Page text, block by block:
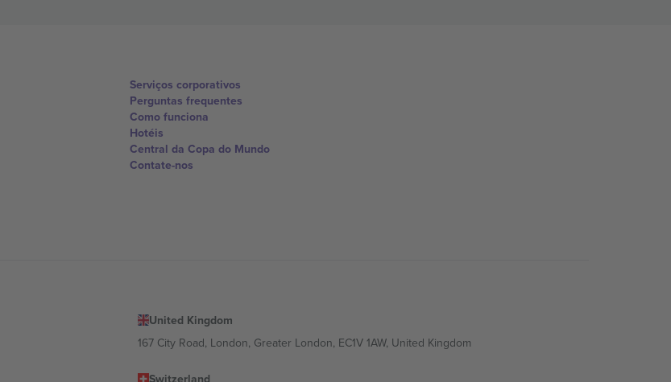
Serviços corporativos
Perguntas frequentes
Como funciona
Hotéis
Central da Copa do Mundo
Contate-nos
United Kingdom
167 City Road, London, Greater London, EC1V 1AW, United Kingdom
Switzerland